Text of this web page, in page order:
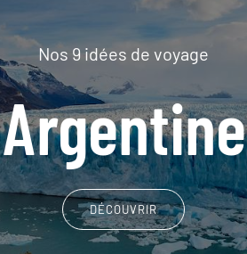
Nos 9 idées de voyage
Argentine
DÉCOUVRIR